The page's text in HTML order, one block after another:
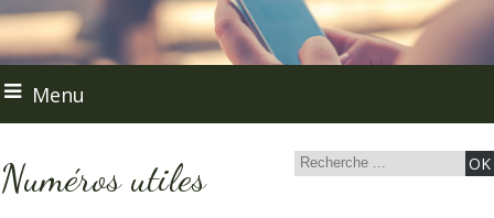
Menu
Numéros utiles